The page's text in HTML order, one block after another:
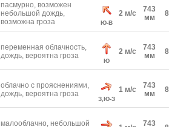
пасмурно, возможен
небольшой дождь,
возможна гроза
Ю-В
2 м/с
743
мм
переменная облачность,
дождь, вероятна гроза
Ю
2 м/с
743
мм
облачно с прояснениями,
дождь, вероятна гроза
З,Ю-З
1 м/с
743
мм
малооблачно, небольшой 743